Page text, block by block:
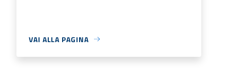
VAI ALLA PAGINA